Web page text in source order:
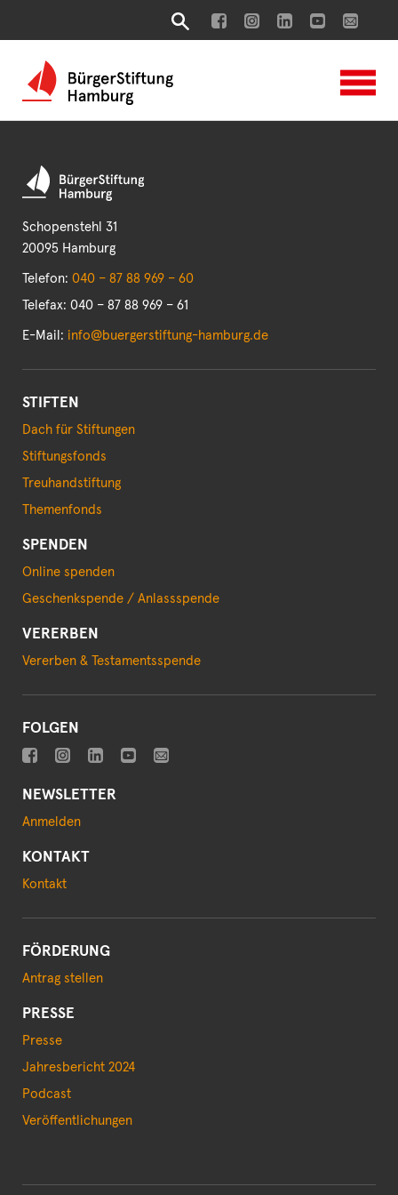
Schopenstehl 31
20095 Hamburg
Telefon: 040 – 87 88 969 – 60
Telefax: 040 – 87 88 969 – 61
E-Mail: info@buergerstiftung-hamburg.de
STIFTEN
Dach für Stiftungen
Stiftungsfonds
Treuhandstiftung
Themenfonds
SPENDEN
Online spenden
Geschenkspende / Anlassspende
VERERBEN
Vererben & Testamentsspende
FOLGEN
NEWSLETTER
Anmelden
KONTAKT
Kontakt
FÖRDERUNG
Antrag stellen
PRESSE
Presse
Jahresbericht 2024
Podcast
Veröffentlichungen